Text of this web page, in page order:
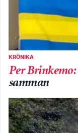
KRÖNIKA
Per Brinkemo:
samman